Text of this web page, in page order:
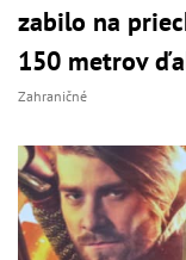
zabilo na
150 metrov
Zahraničné